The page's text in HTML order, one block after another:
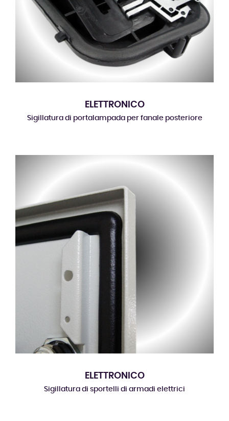
ELETTRONICO
Sigillatura di portalampada per fanale posteriore
ELETTRONICO
Sigillatura di sportelli di armadi elettrici